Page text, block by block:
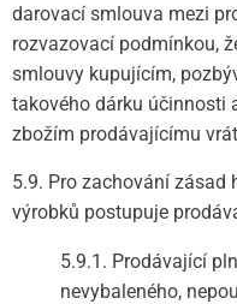
darovací smlouva mezi
rozvazovací podmínkou,
smlouvy kupujícím,
takového dárku účinnosti
zbožím prodávajícímu
5.9. Pro zachování zásad
výrobků postupuje
5.9.1. Prodávající
nevybaleného,